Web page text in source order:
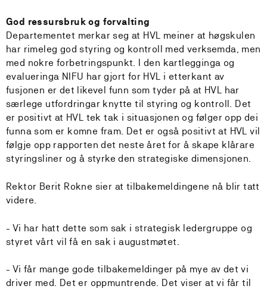
God ressursbruk og forvalting
Departementet merkar seg at HVL meiner at høgskulen
har rimeleg god styring og kontroll med verksemda, men
med nokre forbetringspunkt. I den kartlegginga og
evalueringa NIFU har gjort for HVL i etterkant av
fusjonen er det likevel funn som tyder på at HVL har
særlege utfordringar knytte til styring og kontroll. Det
er positivt at HVL tek tak i situasjonen og følger opp dei
funna som er komne fram. Det er også positivt at HVL vil
følgje opp rapporten det neste året for å skape klårare
styringsliner og å styrke den strategiske dimensjonen.
Rektor Berit Rokne sier at tilbakemeldingene nå blir tatt
videre.
- Vi har hatt dette som sak i strategisk ledergruppe og
styret vårt vil få en sak i augustmøtet.
- Vi får mange gode tilbakemeldinger på mye av det vi
driver med. Det er oppmuntrende. Det viser at vi får til